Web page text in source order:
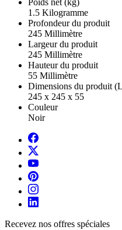
Poids net (kg)
1.5 Kilogramme
Profondeur du produit
245 Millimètre
Largeur du produit
245 Millimètre
Hauteur du produit
55 Millimètre
Dimensions du produit
245 x 245 x 55
Couleur
Noir
Recevez nos offres spéciales